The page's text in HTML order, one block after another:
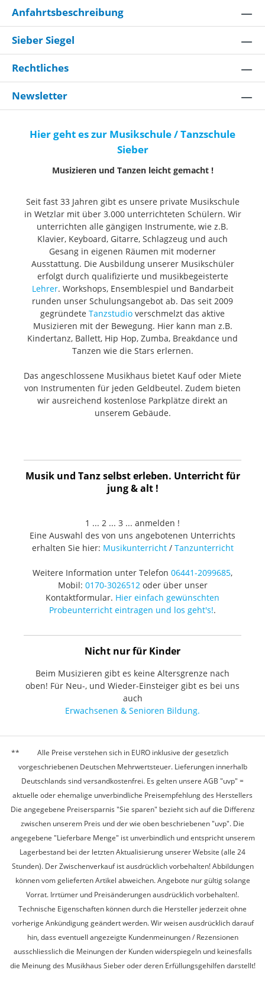
Anfahrtsbeschreibung
Sieber Siegel
Rechtliches
Newsletter
Hier geht es zur Musikschule / Tanzschule
Sieber
Musizieren und Tanzen leicht gemacht !
Seit fast 33 Jahren gibt es unsere private Musikschule
in Wetzlar mit über 3.000 unterrichteten Schülern. Wir
unterrichten alle gängigen Instrumente, wie z.B.
Klavier, Keyboard, Gitarre, Schlagzeug und auch
Gesang in eigenen Räumen mit moderner
Ausstattung. Die Ausbildung unserer Musikschüler
erfolgt durch qualifizierte und musikbegeisterte
Lehrer. Workshops, Ensemblespiel und Bandarbeit
runden unser Schulungsangebot ab. Das seit 2009
gegründete Tanzstudio verschmelzt das aktive
Musizieren mit der Bewegung. Hier kann man z.B.
Kindertanz, Ballett, Hip Hop, Zumba, Breakdance und
Tanzen wie die Stars erlernen.
Das angeschlossene Musikhaus bietet Kauf oder Miete
von Instrumenten für jeden Geldbeutel. Zudem bieten
wir ausreichend kostenlose Parkplätze direkt an
unserem Gebäude.
Musik und Tanz selbst erleben. Unterricht für
jung & alt !
1 ... 2 ... 3 ... anmelden !
Eine Auswahl des von uns angebotenen Unterrichts
erhalten Sie hier: Musikunterricht/ Tanzunterricht
Weitere Information unter Telefon 06441-2099685,
Mobil: 0170-3026512oder über unser
Kontaktformular. Hier einfach gewünschten
Probeunterricht eintragen und los geht's!.
Nicht nur für Kinder
Beim Musizieren gibt es keine Altersgrenze nach
oben! Für Neu-, und Wieder-Einsteiger gibt es bei uns
auch
Erwachsenen & Senioren Bildung.
Alle Preise verstehen sich in EURO inklusive der gesetzlich
vorgeschriebenen Deutschen Mehrwertsteuer. Lieferungen innerhalb
Deutschlands sind versandkostenfrei. Es gelten unsere AGB "uvp" =
aktuelle oder ehemalige unverbindliche Preisempfehlung des Herstellers
Die angegebene Preisersparnis "Sie sparen" bezieht sich auf die Differenz
zwischen unserem Preis und der wie oben beschriebenen "uvp". Die
angegebene "Lieferbare Menge" ist unverbindlich und entspricht unserem
Lagerbestand bei der letzten Aktualisierung unserer Website (alle 24
Stunden). Der Zwischenverkauf ist ausdrücklich vorbehalten! Abbildungen
können vom gelieferten Artikel abweichen. Angebote nur gültig solange
Vorrat. Irrtümer und Preisänderungen ausdrücklich vorbehalten!.
Technische Eigenschaften können durch die Hersteller jederzeit ohne
vorherige Ankündigung geändert werden. Wir weisen ausdrücklich darauf
hin, dass eventuell angezeigte Kundenmeinungen / Rezensionen
ausschliesslich die Meinungen der Kunden widerspiegeln und keinesfalls
die Meinung des Musikhaus Sieber oder deren Erfüllungsgehilfen darstellt!